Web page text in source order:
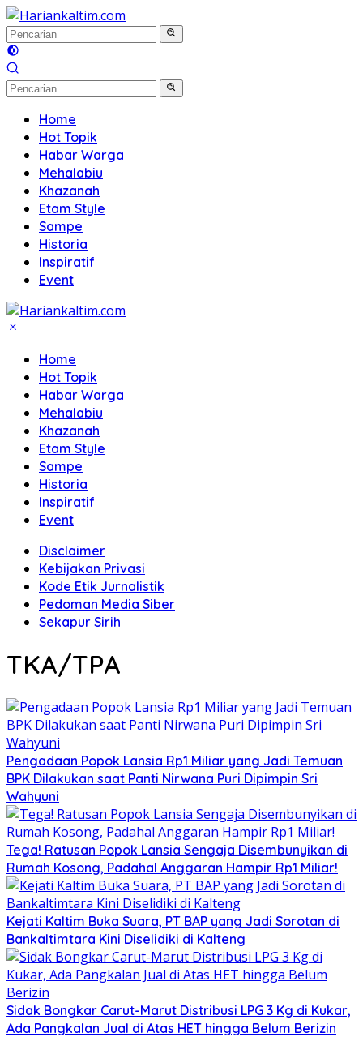
Langsung
ke
konten
Home
Hot Topik
Habar Warga
Mehalabiu
Khazanah
Etam Style
Sampe
Historia
Inspiratif
Event
Home
Hot Topik
Habar Warga
Mehalabiu
Khazanah
Etam Style
Sampe
Historia
Inspiratif
Event
Disclaimer
Kebijakan Privasi
Kode Etik Jurnalistik
Pedoman Media Siber
Sekapur Sirih
TKA/TPA
Pengadaan Popok Lansia Rp1 Miliar yang Jadi Temuan
BPK Dilakukan saat Panti Nirwana Puri Dipimpin Sri
Wahyuni
Tega! Ratusan Popok Lansia Sengaja Disembunyikan di
Rumah Kosong, Padahal Anggaran Hampir Rp1 Miliar!
Kejati Kaltim Buka Suara, PT BAP yang Jadi Sorotan di
Bankaltimtara Kini Diselidiki di Kalteng
Sidak Bongkar Carut-Marut Distribusi LPG 3 Kg di Kukar,
Ada Pangkalan Jual di Atas HET hingga Belum Berizin